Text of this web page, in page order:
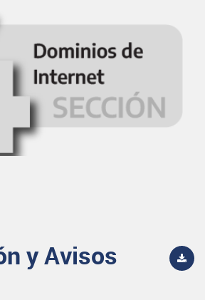
y Avisos